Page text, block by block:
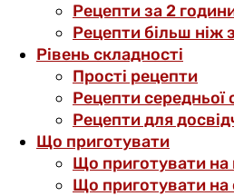
Рецепти за 2
Рецепти більш ніж
Рівень складності
Прості рецепти
Рецепти середньої
Рецепти для
Що приготувати
Що приготувати на
Що приготувати на